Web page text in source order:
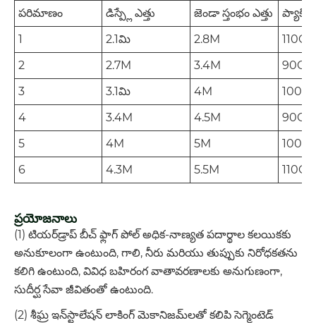
పరిమాణం డిస్ప్లే ఎత్తు జెండా స్తంభం ఎత్తు
1
2.1మి 2.8M
2
2.7M 3.4M
90CM
3
3.1మి 4M
4
3.4M 4.5M
90CM
5
4M 5M
6
4.3M 5.5M
ప్రయోజనాలు
(1) టియర్‌డ్రాప్ బీచ్ ఫ్లాగ్ పోల్ అధిక-నాణ్యత పదార్థాల కలయికకు
అనుకూలంగా ఉంటుంది, గాలి, నీరు మరియు తుప్పుకు నిరోధకతను
కలిగి ఉంటుంది, వివిధ బహిరంగ వాతావరణాలకు అనుగుణంగా,
సుదీర్ఘ సేవా జీవితంతో ఉంటుంది.
(2) శీఘ్ర ఇన్‌స్టాలేషన్ లాకింగ్ మెకానిజమ్‌లతో కలిపి సెగ్మెంటెడ్